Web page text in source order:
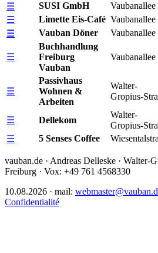
☰ SUSI GmbH Vaubanallee
☰
Limette Eis-Café Vaubanallee
☰
Vauban Döner Vaubanallee
☰
Buchhandlung
Freiburg
Vauban
Vaubanallee
☰
Passivhaus
Wohnen &
Arbeiten
Walter-
Gropius-
☰ Dellekom
Walter-
Gropius-
☰
5 Senses Coffee
vauban.de · Andreas Delleske · Walter-
Freiburg · Vox: +49 761 4568330
10.08.2026 · mail:
Confidentialité